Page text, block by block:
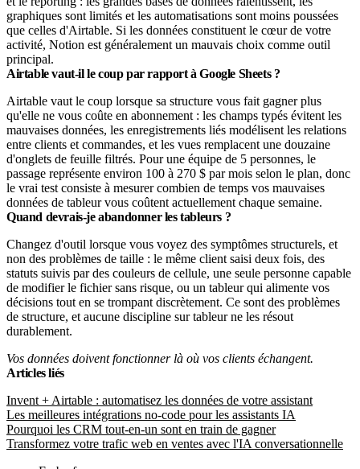
graphiques sont limités et les automatisations sont moins poussées
que celles d'Airtable. Si les données constituent le cœur de votre
activité, Notion est généralement un mauvais choix comme outil
principal.
Airtable vaut-il le coup par rapport à Google Sheets ?
Airtable vaut le coup lorsque sa structure vous fait gagner plus
qu'elle ne vous coûte en abonnement : les champs typés évitent les
mauvaises données, les enregistrements liés modélisent les relations
entre clients et commandes, et les vues remplacent une douzaine
d'onglets de feuille filtrés. Pour une équipe de 5 personnes, le
passage représente environ 100 à 270 $ par mois selon le plan, donc
le vrai test consiste à mesurer combien de temps vos mauvaises
données de tableur vous coûtent actuellement chaque semaine.
Quand devrais-je abandonner les tableurs ?
Changez d'outil lorsque vous voyez des symptômes structurels, et
non des problèmes de taille : le même client saisi deux fois, des
statuts suivis par des couleurs de cellule, une seule personne capable
de modifier le fichier sans risque, ou un tableur qui alimente vos
décisions tout en se trompant discrètement. Ce sont des problèmes
de structure, et aucune discipline sur tableur ne les résout
durablement.
Vos données doivent fonctionner là où vos clients échangent.
Articles liés
Invent + Airtable : automatisez les données de votre assistant
Les meilleures intégrations no-code pour les assistants IA
Pourquoi les CRM tout-en-un sont en train de gagner
Transformez votre trafic web en ventes avec l'IA conversationnelle